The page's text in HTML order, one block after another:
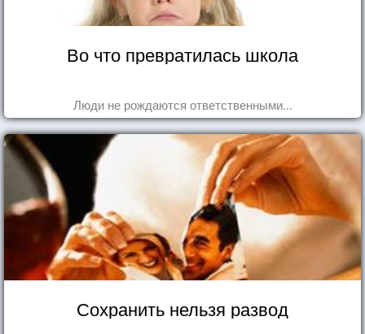
Во что превратилась школа
Люди не рождаются ответственными...
Сохранить нельзя развод